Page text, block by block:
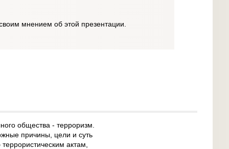
мнением об этой презентации.
общества - терроризм.
причины, цели и суть
актам,